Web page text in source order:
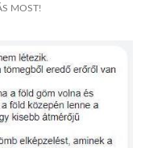
MOST!